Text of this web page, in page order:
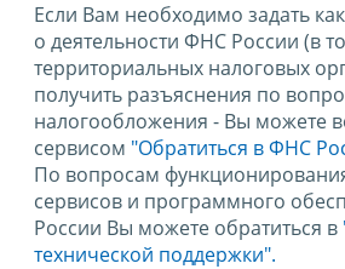
Если Вам необходимо задать
о деятельности ФНС России (в
территориальных налоговых
получить разъяснения по
налогообложения - Вы можете
сервисом "Обратиться в ФНС
По вопросам
сервисов и программного
России Вы можете обратиться в
технической поддержки".